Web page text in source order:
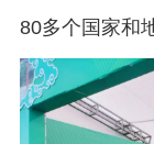
80多个国家和